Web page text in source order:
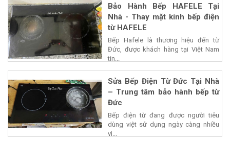
Bảo Hành Bếp HAFELE Tại
Nhà - Thay mặt kính bếp điện
từ HAFELE
Bếp Hafele là thương hiệu đến từ
Đức, được khách hàng tại Việt Nam
tin...
Sửa Bếp Điện Từ Đức Tại Nhà
– Trung tâm bảo hành bếp từ
Đức
Bếp điện từ đang được người tiêu
dùng việt sử dụng ngày càng nhiều
vì...